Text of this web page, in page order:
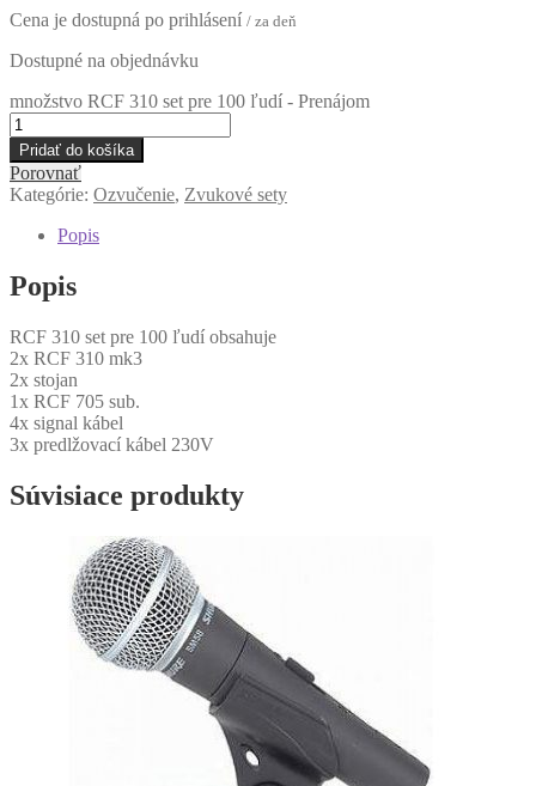
Cena je dostupná po prihlásení / za deň
Dostupné na objednávku
množstvo RCF 310 set pre 100 ľudí - Prenájom
Pridať do košíka
Porovnať
Kategórie: Ozvučenie, Zvukové sety
Popis
Popis
RCF 310 set pre 100 ľudí obsahuje
2x RCF 310 mk3
2x stojan
1x RCF 705 sub.
4x signal kábel
3x predlžovací kábel 230V
Súvisiace produkty